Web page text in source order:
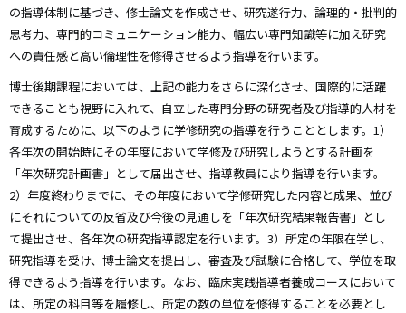
の指導体制に基づき、修士論文を作成させ、研究遂行力、論理的・批判的
思考力、専門的コミュニケーション能力、幅広い専門知識等に加え研究
への責任感と高い倫理性を修得させるよう指導を行います。
博士後期課程においては、上記の能力をさらに深化させ、国際的に活躍
できることも視野に入れて、自立した専門分野の研究者及び指導的人材を
育成するために、以下のように学修研究の指導を行うこととします。1）
各年次の開始時にその年度において学修及び研究しようとする計画を
「年次研究計画書」として届出させ、指導教員により指導を行います。
2）年度終わりまでに、その年度において学修研究した内容と成果、並び
にそれについての反省及び今後の見通しを「年次研究結果報告書」とし
て提出させ、各年次の研究指導認定を行います。3）所定の年限在学し、
研究指導を受け、博士論文を提出し、審査及び試験に合格して、学位を取
得できるよう指導を行います。なお、臨床実践指導者養成コースにおいて
は、所定の科目等を履修し、所定の数の単位を修得することを必要とし